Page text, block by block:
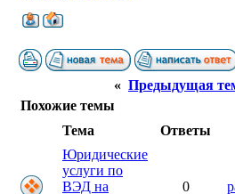
« Предыдущая
Похожие темы
Тема
Ответы
Юридические
услуги по
ВЭД на
0